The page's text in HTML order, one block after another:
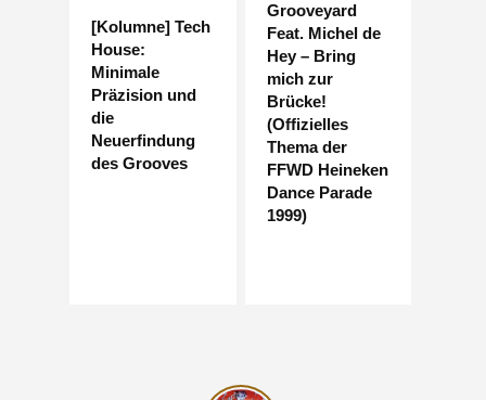
[Kolumne] Tech
House:
Minimale
Präzision und
die
Neuerfindung
des Grooves
Grooveyard
Feat. Michel de
Hey – Bring
mich zur
Brücke!
(Offizielles
Thema der
FFWD Heineken
Dance Parade
1999)